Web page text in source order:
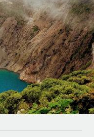
liées à l’emploi
en toute simplicité
pour votre équipe
pour les RH et la
solutions RH sur
freelances
et les vitesses de